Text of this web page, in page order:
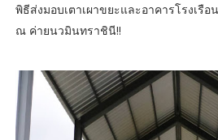
พิธีส่งมอบเตาเผาขยะและอาคารโรงเรือน
ณ ค่ายนวมินทราชินี!!